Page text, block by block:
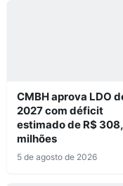
CMBH aprova LDO
2027 com déficit
estimado de R$
milhões
5 de agosto de 2026